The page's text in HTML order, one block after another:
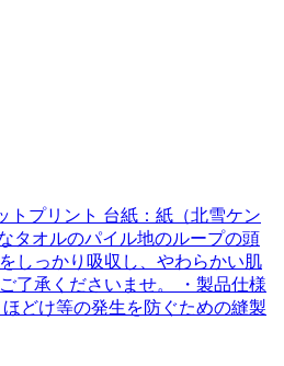
トプリント 台紙：紙（北雪ケン
タオルのパイル地のループの頭
しっかり吸収し、やわらかい肌
了承くださいませ。 ・製品仕様
どけ等の発生を防ぐための縫製